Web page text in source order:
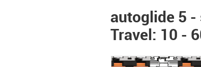
autoglide 5 -
Travel: 10 -